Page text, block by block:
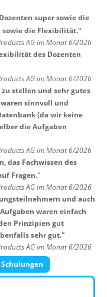
super sowie die
sowie die Flexibilität."
AG im Monat 6/2026
des Dozenten
AG im Monat 6/2026
stellen und sehr gutes
sinnvoll und
(da wir keine
die Aufgaben
AG im Monat 6/2026
das Fachwissen des
Fragen."
AG im Monat 6/2026
und auch
waren einfach
Prinzipien gut
sehr gut."
AG im Monat 6/2026